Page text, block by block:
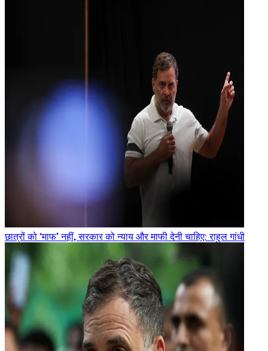
छात्रों को ‘माफ’ नहीं, सरकार को न्याय और माफी देनी चाहिए: राहुल गांधी